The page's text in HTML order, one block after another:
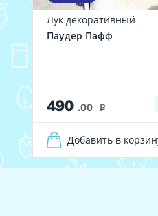
Лук декоративный
Паудер Пафф
490 .00 i
Добавить в